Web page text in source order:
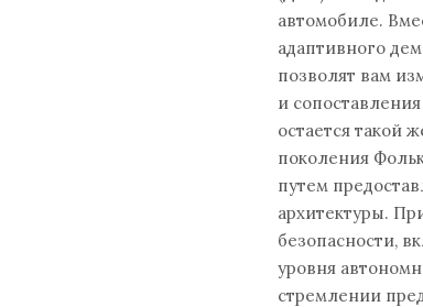
автомобиле.
адаптивного
позволят вам
и
остается такой
поколения
путем
архитектуры.
безопасности,
уровня
стремлении